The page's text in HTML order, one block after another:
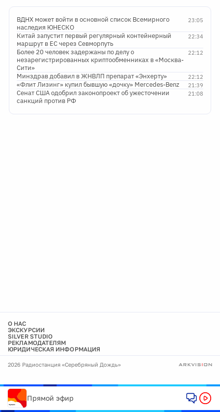
23:05
ВДНХ может войти в основной список Всемирного
наследия ЮНЕСКО
22:34
Китай запустит первый регулярный контейнерный
маршрут в ЕС через Севморпуть
22:12
Более 20 человек задержаны по делу о
незарегистрированных криптообменниках в «Москва-
Сити»
22:12
Минздрав добавил в ЖНВЛП препарат «Энхерту»
21:39
«Флит Лизинг» купил бывшую «дочку» Mercedes-Benz
21:08
Сенат США одобрил законопроект об ужесточении
санкций против РФ
О НАС
ЭКСКУРСИИ
SILVER STUDIO
РЕКЛАМОДАТЕЛЯМ
ЮРИДИЧЕСКАЯ ИНФОРМАЦИЯ
2026 Радиостанция «Серебряный Дождь»
Прямой эфир